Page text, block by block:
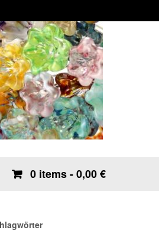
0 items- 0,00 €